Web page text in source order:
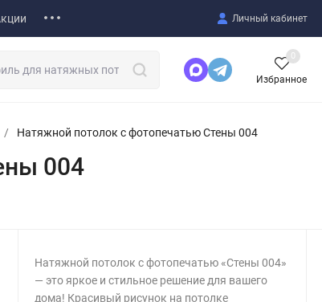
Личный кабинет
Избранное
0
/ Натяжной потолок с фотопечатью Стены 004
004
Натяжной потолок с фотопечатью «Стены 004»
— это яркое и стильное решение для вашего
дома! Красивый рисунок на потолке